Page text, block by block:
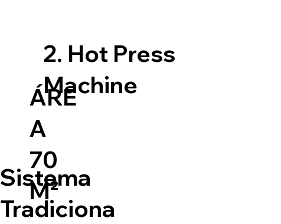
2. Hot Press
Machine
ÁRE
A
70
M²
Sistema
Tradiciona